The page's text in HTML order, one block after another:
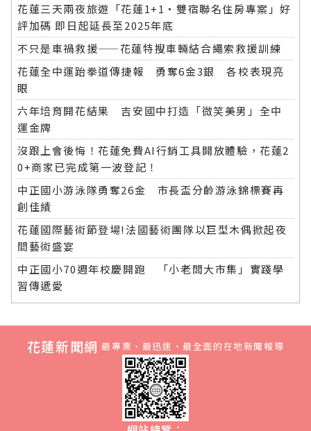
花蓮三天兩夜旅遊「花蓮1+1‧雙宿聯名住房專案」好
評加碼 即日起延長至2025年底
不只是車禍救援——花蓮特搜車輛結合繩索救援訓練
花蓮全中運跆拳道傳捷報 勇奪6金3銀 各校表現亮
眼
六年培育開花結果 吉安國中打造「微笑美男」全中
運金牌
沒跟上會後悔！花蓮免費AI行銷工具開放體驗，花蓮2
0+商家已完成第一波登記！
中正國小游泳隊勇奪26金 市長盃分齡游泳錦標賽再
創佳績
花蓮國際藝術節登場!法國藝術團隊以巨型木偶掀起夜
間藝術盛宴
中正國小70週年校慶開跑 「小老闆大市集」實踐學
習傳遞愛
花蓮新聞網 最專業、最迅速、最全面的在地新聞報導